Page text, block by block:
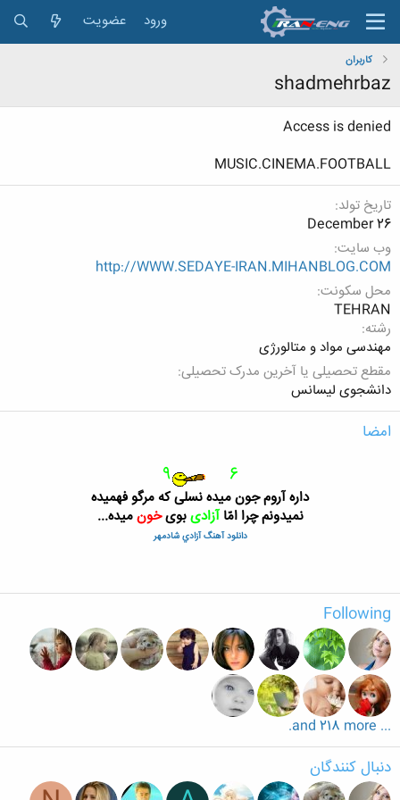
ورود عضویت
کاربران
shadmehrbaz
Access is denied
MUSIC.CINEMA.FOOTBALL
تاریخ تولد
December 26
وب سایت
http://WWW.SEDAYE-IRAN.MIHANBLOG.COM
محل سکونت
TEHRAN
رشته
مهندسی مواد و متالورژی
مقطع تحصیلی یا آخرین مدرک تحصیلی
دانشجوی لیسانس
امضا
6
9
داره آروم جونميده نسلیكه مرگو فهميده
نميدونم چرا امّاآزادیبویخونميده...
دانلود آهنگ آزادي شادمهر
Following
... and 218 more.
دنبال کنندگان